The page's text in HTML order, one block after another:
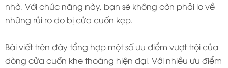
nhà. Với chức năng này, bạn sẽ không còn phải lo về
những rủi ro do bị cửa cuốn kẹp.
Bài viết trên đây tổng hợp một số ưu điểm vượt trội của
dòng cửa cuốn khe thoáng hiện đại. Với nhiều ưu điểm